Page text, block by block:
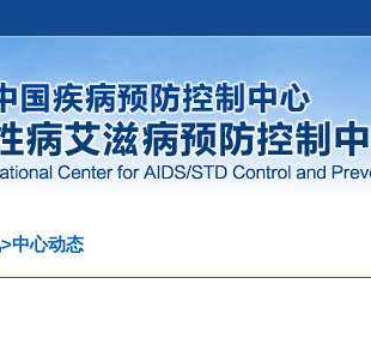
>中心动态